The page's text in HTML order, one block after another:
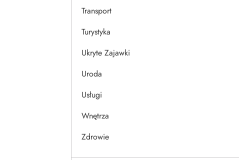
Transport
Turystyka
Ukryte Zajawki
Uroda
Usługi
Wnętrza
Zdrowie